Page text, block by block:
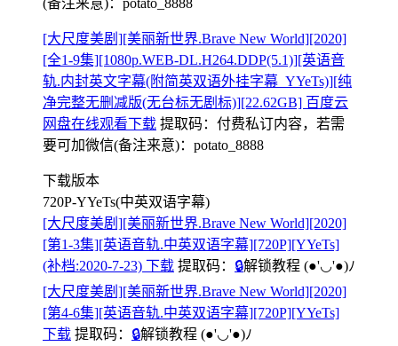
(备注来意)：potato_8888
[大尺度美剧][美丽新世界.Brave New World][2020]
[全1-9集][1080p.WEB-DL.H264.DDP(5.1)][英语音
轨.内封英文字幕(附简英双语外挂字幕_YYeTs)][纯
净完整无删减版(无台标无剧标)][22.62GB] 百度云
网盘在线观看下载 提取码： 付费私订内容，若需
要可加微信(备注来意)：potato_8888
下载版本
720P-YYeTs(中英双语字幕)
[大尺度美剧][美丽新世界.Brave New World][2020]
[第1-3集][英语音轨.中英双语字幕][720P][YYeTs]
(补档:2020-7-23) 下载 提取码： 🔒解锁教程 (●'◡'●)ﾉ
[大尺度美剧][美丽新世界.Brave New World][2020]
[第4-6集][英语音轨.中英双语字幕][720P][YYeTs]
下载 提取码： 🔒解锁教程 (●'◡'●)ﾉ